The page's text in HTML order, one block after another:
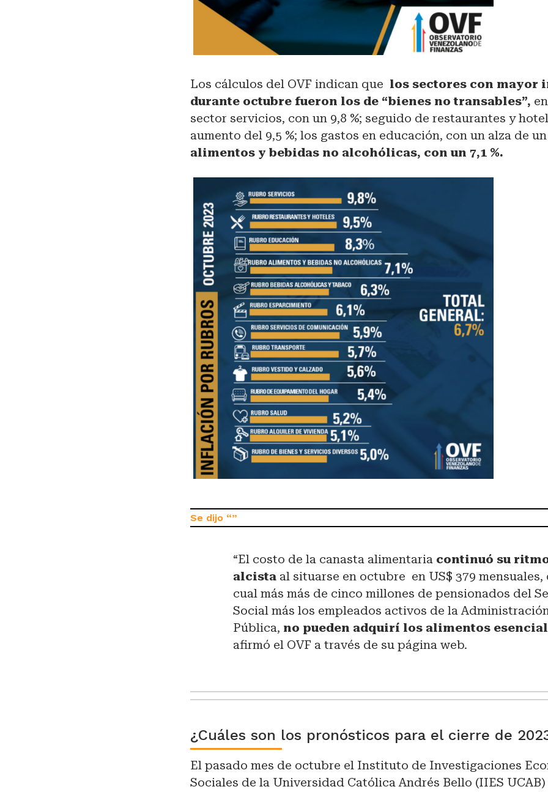
Los cálculos del OVF indican que los sectores con mayor
durante octubre fueron los de “bienes no transables”,
sector servicios, con un 9,8 %; seguido de restaurantes y
aumento del 9,5 %; los gastos en educación, con un alza de un
alimentos y bebidas no alcohólicas, con un 7,1 %.
“El costo de la canasta alimentaria continuó su
alcista al situarse en octubre en US$ 379 mensuales,
cual más más de cinco millones de pensionados del
Social más los empleados activos de la
Pública, no pueden adquirí los alimentos
afirmó el OVF a través de su página web.
¿Cuáles son los pronósticos para el cierre de
El pasado mes de octubre el Instituto de Investigaciones
Sociales de la Universidad Católica Andrés Bello (IIES